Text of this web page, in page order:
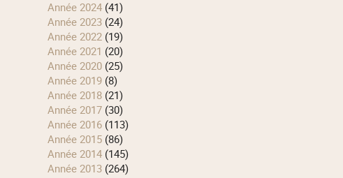
année 2024(41)
année 2023(24)
année 2022(19)
année 2021 (20)
année 2020(25)
année 2019(8)
année 2018(21)
année 2017(30)
année 2016(113)
année 2015(86)
année 2014(145)
année 2013(264)